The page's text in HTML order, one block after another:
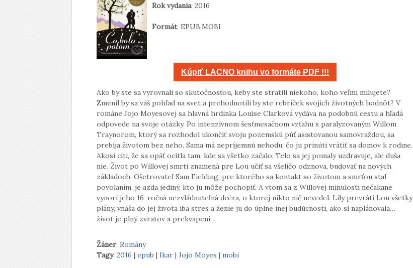
Rok vydania: 2016
Formát: EPUB,MOBI
Kúpiť LACNO knihu vo formáte PDF !!!
Ako by ste sa vyrovnali so skutočnosťou, keby ste stratili niekoho, koho veľmi milujete?
Zmenil by sa váš pohľad na svet a prehodnotili by ste rebríček svojich životných hodnôt? V
románe Jojo Moyesovej sa hlavná hrdinka Louise Clarková vydáva na podobnú cestu a hľadá
odpovede na svoje otázky. Po intenzívnom šesťmesačnom vzťahu s paralyzovaným Willom
Traynorom, ktorý sa rozhodol ukončiť svoju pozemskú púť asistovanou samovraždou, sa
prebíja životom bez neho. Sama má nepríjemnú nehodu, čo ju prinúti vrátiť sa domov k rodine.
Akosi cíti, že sa opäť ocitla tam, kde sa všetko začalo. Telo sa jej pomaly uzdravuje, ale duša
nie. Život po Willovej smrti znamená pre Lou učiť sa všeličo odznova, budovať na nových
základoch. Ošetrovateľ Sam Fielding, pre ktorého sa kontakt so životom a smrťou stal
povolaním, je azda jediný, kto ju môže pochopiť. A vtom sa z Willovej minulosti nečakane
vynorí jeho 16-ročná nezvládnuteľná dcéra, o ktorej nikto nič nevedel. Lily prevráti Lou všetky
plány, vnáša do jej života iba stres a ženie ju do úplne inej budúcnosti, ako si naplánovala…
život je plný zvratov a prekvapení…
Žáner: Romány
Tagy: 2016 | epub | Ikar | Jojo Moyes | mobi